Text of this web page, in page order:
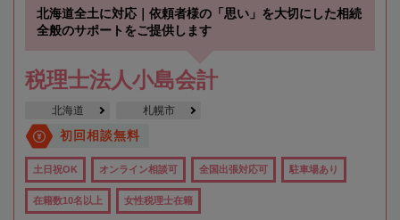
北海道全土に対応｜依頼者様の「思い」を大切にした相続
全般のサポートをご提供します
税理士法人小島会計
北海道 札幌市
初回相談無料
土日祝OK オンライン相談可 全国出張対応可 駐車場あり
在籍数10名以上 女性税理士在籍